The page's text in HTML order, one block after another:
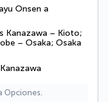
Onsen a
Kanazawa – Kioto;
– Osaka; Osaka
Opciones.